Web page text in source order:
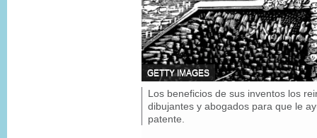
F
U
E
N
T
GETTY IMAGES
P
i
e
Los beneficios de sus inventos los
dibujantes y abogados para que le
patente.